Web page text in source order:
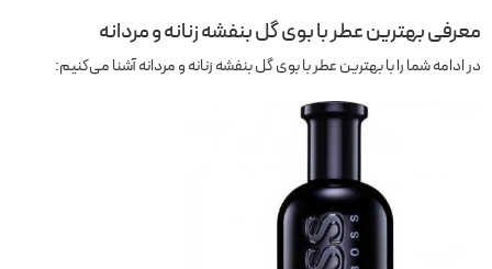
معرفی بهترین عطر با بوی گل بنفشه زنانه و مردانه
در ادامه شما را با بهترین عطر با بوی گل بنفشه زنانه و مردانه آشنا می‌کنیم: